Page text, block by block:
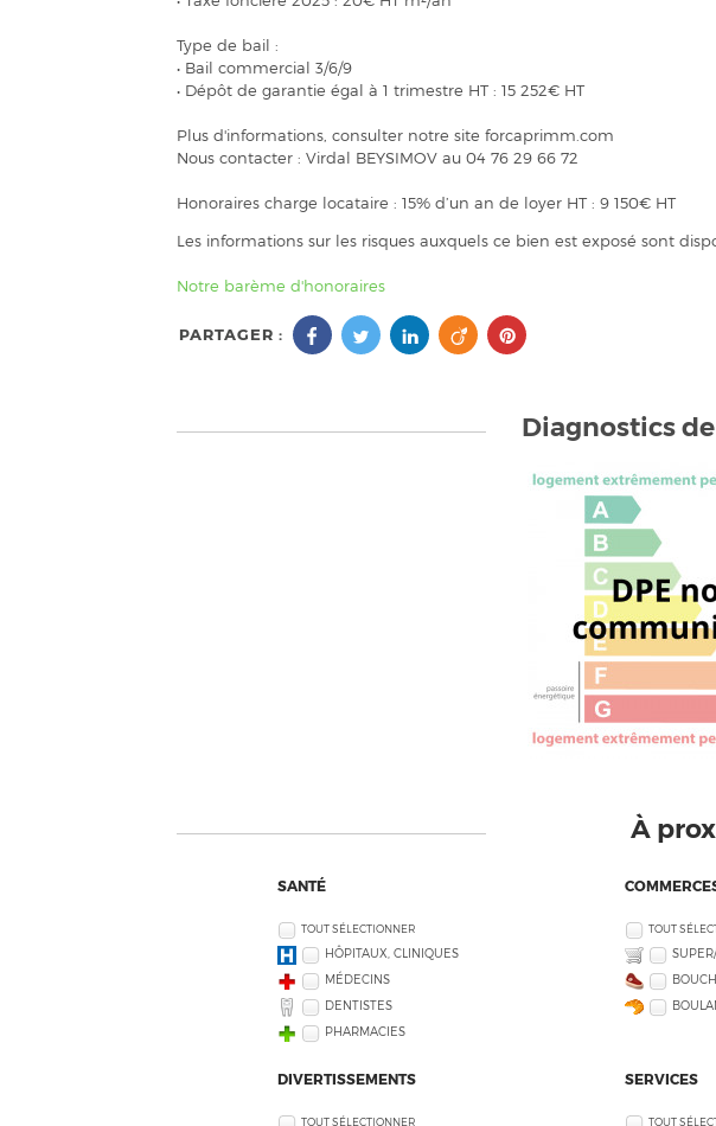
Type de bail :
• Bail commercial 3/6/9
• Dépôt de garantie égal à 1 trimestre HT : 15 252€ HT
Plus d'informations, consulter notre site forcaprimm.com
Nous contacter : Virdal BEYSIMOV au 04 76 29 66 72
Honoraires charge locataire : 15% d’un an de loyer HT : 9 150€ HT
Les informations sur les risques auxquels ce bien est exposé sont
Notre barème d'honoraires
PARTAGER :
Diagnostics de
À
SANTÉ
TOUT SÉLECTIONNER
HÔPITAUX, CLINIQUES
MÉDECINS
DENTISTES
PHARMACIES
TOUT
DIVERTISSEMENTS
TOUT SÉLECTIONNER
SERVICES
TOUT